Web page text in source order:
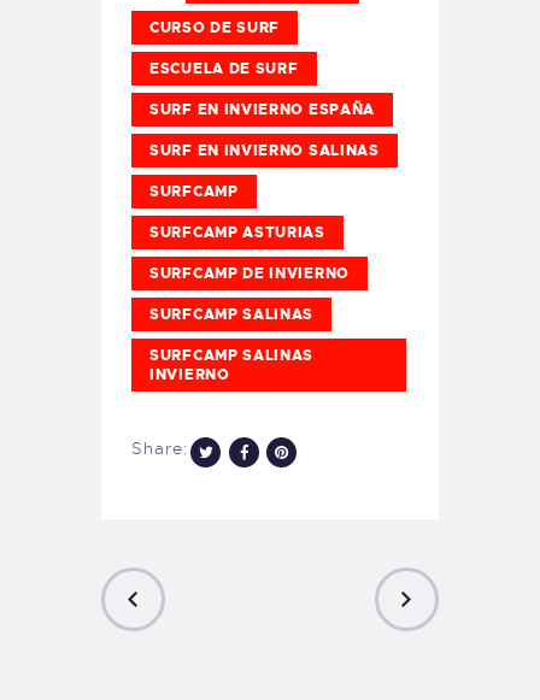
CURSO DE SURF
ESCUELA DE SURF
SURF EN INVIERNO ESPAÑA
SURF EN INVIERNO SALINAS
SURFCAMP
SURFCAMP ASTURIAS
SURFCAMP DE INVIERNO
SURFCAMP SALINAS
SURFCAMP SALINAS
INVIERNO
Share: